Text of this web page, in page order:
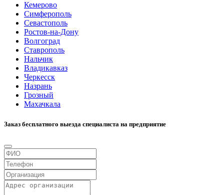
Кемерово
Симферополь
Севастополь
Ростов-на-Дону
Волгоград
Ставрополь
Нальчик
Владикавказ
Черкесск
Назрань
Грозный
Махачкала
Заказ бесплатного выезда специалиста на предприятие